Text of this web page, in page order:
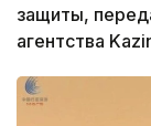
защиты,
агентства